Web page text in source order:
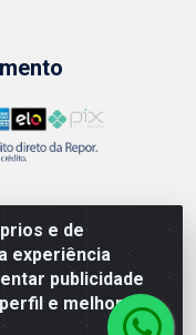
e de
experiência
publicidade
e melhorar a
LTDA - Rodovia
Divinópolis/MG -
0001-35